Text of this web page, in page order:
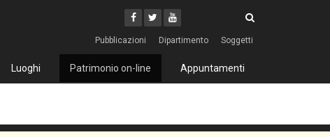
Facebook
Twitter
Youtube
Pubblicazioni Dipartimento Soggetti
Luoghi Patrimonio on-line Appuntamenti